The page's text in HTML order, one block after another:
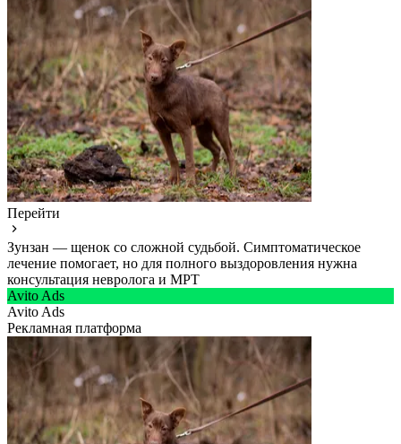
Перейти
Зунзан — щенок со сложной судьбой. Симптоматическое
лечение помогает, но для полного выздоровления нужна
консультация невролога и МРТ
Avito Ads
Avito Ads
Рекламная платформа